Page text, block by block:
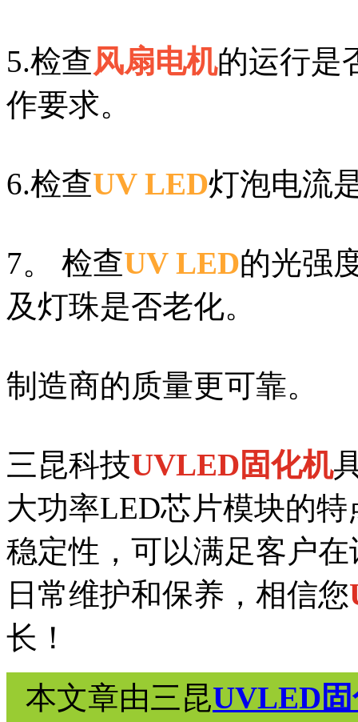
5.检查风扇电机的运行是
作要求。
6.检查UV LED灯泡电流
7。 检查UV LED的光强
及灯珠是否老化。
制造商的质量更可靠。
三昆科技UVLED固化机
大功率LED芯片模块的
稳定性，可以满足客户
日常维护和保养，相信您
长！
本文章由三昆UVLED